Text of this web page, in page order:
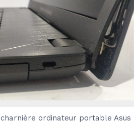
ordinateur portable Asus